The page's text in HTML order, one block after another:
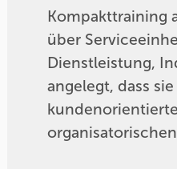
Kompakttraining
über
Dienstleistung,
angelegt, dass